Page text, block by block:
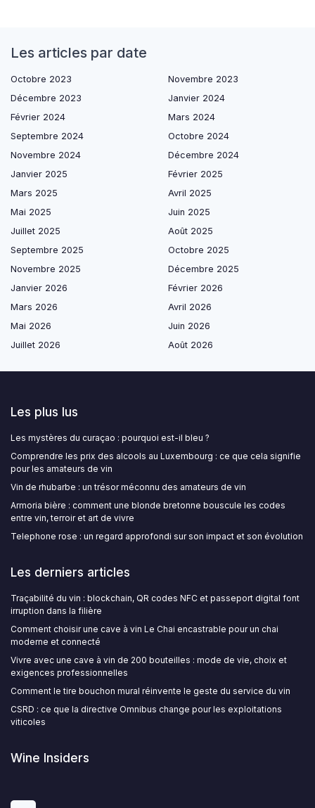
Les articles par date
Octobre 2023
Novembre 2023
Décembre 2023
Janvier 2024
Février 2024
Mars 2024
Septembre 2024
Octobre 2024
Novembre 2024
Décembre 2024
Janvier 2025
Février 2025
Mars 2025
Avril 2025
Mai 2025
Juin 2025
Juillet 2025
Août 2025
Septembre 2025
Octobre 2025
Novembre 2025
Décembre 2025
Janvier 2026
Février 2026
Mars 2026
Avril 2026
Mai 2026
Juin 2026
Juillet 2026
Août 2026
Les plus lus
Les mystères du curaçao : pourquoi est-il bleu ?
Comprendre les prix des alcools au Luxembourg : ce que cela signifie
pour les amateurs de vin
Vin de rhubarbe : un trésor méconnu des amateurs de vin
Armoria bière : comment une blonde bretonne bouscule les codes
entre vin, terroir et art de vivre
Telephone rose : un regard approfondi sur son impact et son évolution
Les derniers articles
Traçabilité du vin : blockchain, QR codes NFC et passeport digital font
irruption dans la filière
Comment choisir une cave à vin Le Chai encastrable pour un chai
moderne et connecté
Vivre avec une cave à vin de 200 bouteilles : mode de vie, choix et
exigences professionnelles
Comment le tire bouchon mural réinvente le geste du service du vin
CSRD : ce que la directive Omnibus change pour les exploitations
viticoles
Wine Insiders